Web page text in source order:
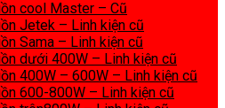
cool Master – Cũ
Jetek – Linh kiện cũ
Sama – Linh kiện cũ
dưới 400W – Linh kiện cũ
400W – 600W – Linh kiện cũ
600-800W – Linh kiện cũ